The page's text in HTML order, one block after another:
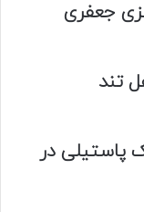
جعفری
تند
پاستیلی در